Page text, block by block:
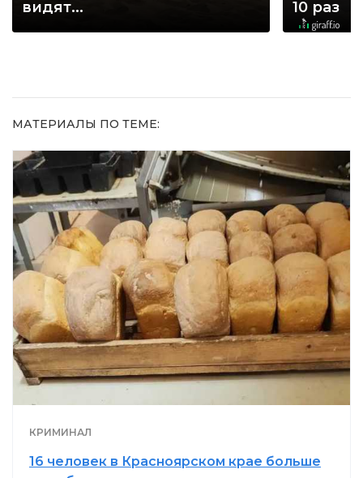
видят...
10 раз
МАТЕРИАЛЫ ПО ТЕМЕ:
КРИМИНАЛ
16 человек в Красноярском крае больше